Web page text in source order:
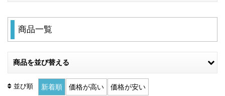
商品一覧
商品を並び替える
並び順 新着順 価格が高い 価格が安い